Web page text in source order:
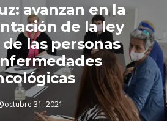
avanzan en la
de la ley
las personas
octubre 31, 2021